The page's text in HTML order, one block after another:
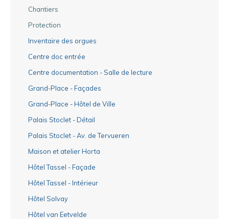
Chantiers
Protection
Inventaire des orgues
Centre doc entrée
Centre documentation - Salle de lecture
Grand-Place - Façades
Grand-Place - Hôtel de Ville
Palais Stoclet - Détail
Palais Stoclet - Av. de Tervueren
Maison et atelier Horta
Hôtel Tassel - Façade
Hôtel Tassel - Intérieur
Hôtel Solvay
Hôtel van Eetvelde